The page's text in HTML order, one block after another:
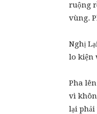
ruộng
vùng.
Nghị
lo kiện
Pha
vì
lại phải